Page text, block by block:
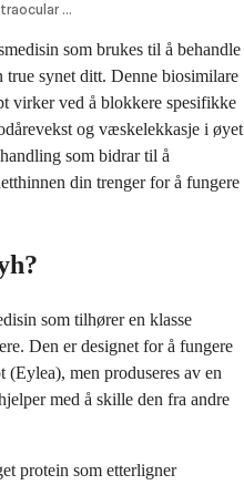
Aflibercept Ayyh Intraocular Route
som brukes til å behandle
synet ditt. Denne biosimilare
virker ved å blokkere spesifikke
og væskelekkasje i øyet
som bidrar til å
din trenger for å fungere
som tilhører en klasse
Den er designet for å fungere
men produseres av en
med å skille den fra andre
protein som etterligner